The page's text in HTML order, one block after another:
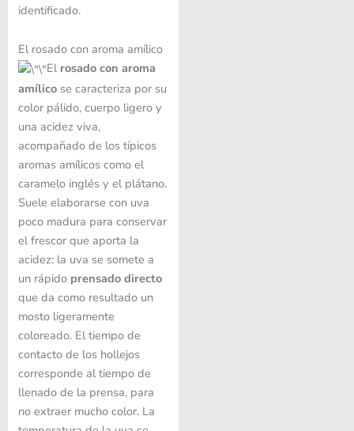
identificado.
El rosado con aroma amílico
El rosado con aroma
amílicose caracteriza por su
color pálido, cuerpo ligero y
una acidez viva,
acompañado de los típicos
aromas amílicos como el
caramelo inglés y el plátano.
Suele elaborarse con uva
poco madura para conservar
el frescor que aporta la
acidez: la uva se somete a
un rápido prensado directo
que da como resultado un
mosto ligeramente
coloreado. El tiempo de
contacto de los hollejos
corresponde al tiempo de
llenado de la prensa, para
no extraer mucho color. La